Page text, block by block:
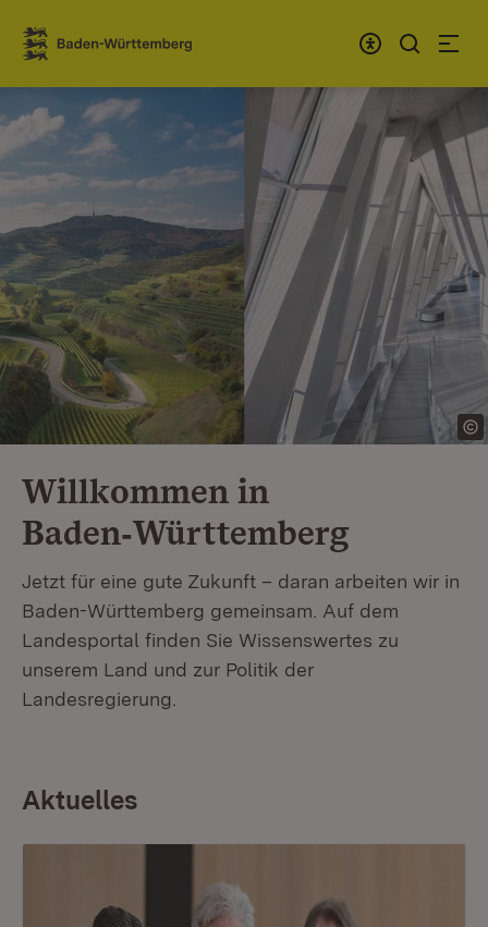
Zum Inhalt springen
Link zur Startseite
Willkommen in
Baden‑Württemberg
Jetzt für eine gute Zukunft – daran arbeiten wir in
Baden-Württemberg gemeinsam. Auf dem
Landesportal finden Sie Wissenswertes zu
unserem Land und zur Politik der
Landesregierung.
Aktuelles